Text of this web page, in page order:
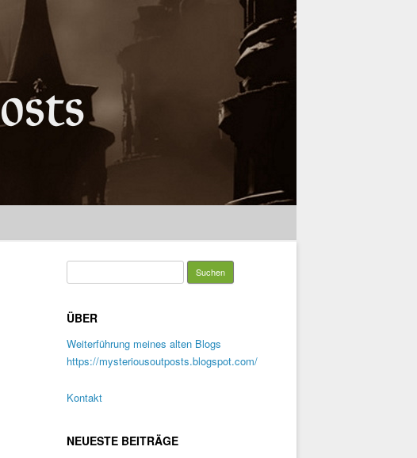
nach:
ÜBER
Weiterführung meines alten Blogs
https://mysteriousoutposts.blogspot.com/
Kontakt
NEUESTE BEITRÄGE